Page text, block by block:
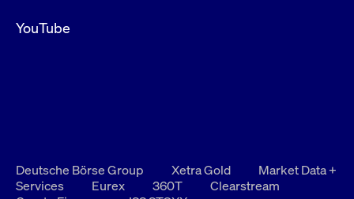
YouTube
Deutsche Börse Group Xetra Gold
Market Data +
Services
Eurex 360T
Clearstream